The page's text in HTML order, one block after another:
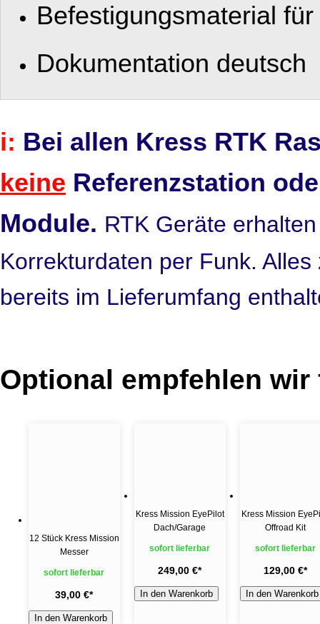
Befestigungsmaterial
Dokumentation deutsch
i: Bei allen Kress RTK
keine Referenzstation
Module. RTK Geräte
Korrekturdaten per Funk.
bereits im Lieferumfang
Optional empfehlen
12 Stück Kress Mission
Messer
sofort lieferbar
39,00 €*
In den Warenkorb
Kress Mission EyePilot
Dach/Garage
sofort lieferbar
249,00 €*
In den Warenkorb
Kress Mission
Offroad Kit
sofort lieferbar
129,00 €*
In den Warenkorb